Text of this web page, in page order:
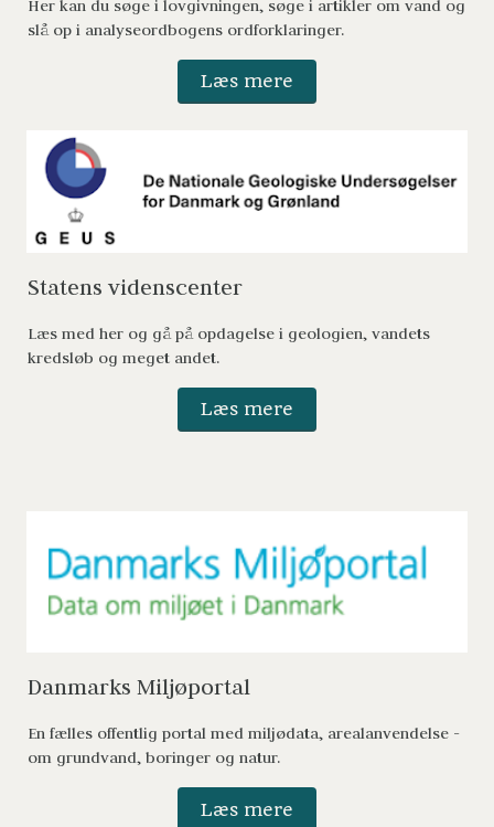
Her kan du søge i lovgivningen, søge i artikler om vand og
slå op i analyseordbogens ordforklaringer.
Læs mere
Statens videnscenter
Læs med her og gå på opdagelse i geologien, vandets
kredsløb og meget andet.
Læs mere
Danmarks Miljøportal
En fælles offentlig portal med miljødata, arealanvendelse -
om grundvand, boringer og natur.
Læs mere